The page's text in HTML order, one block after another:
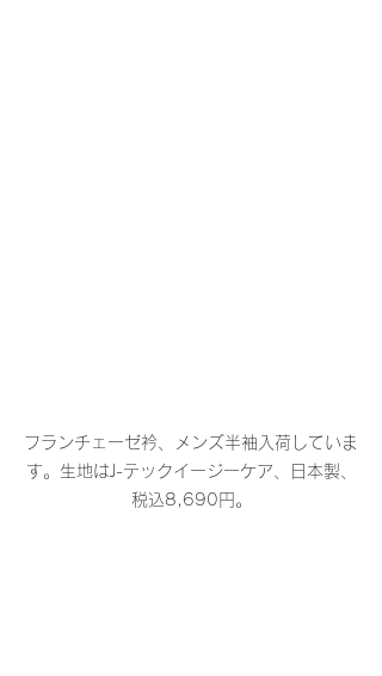
フランチェーゼ衿、メンズ半袖入荷していま
す。生地はJ-テックイージーケア、日本製、
税込8,690円。